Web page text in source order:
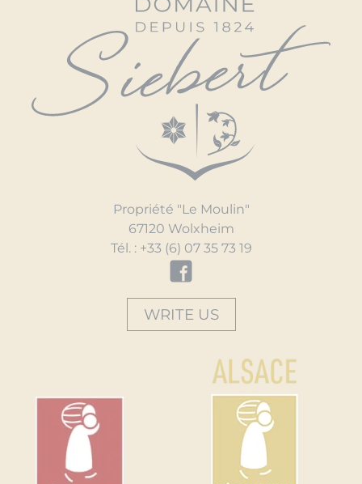
Propriété "Le Moulin"
67120 Wolxheim
Tél. : +33 (6) 07 35 73 19
WRITE US